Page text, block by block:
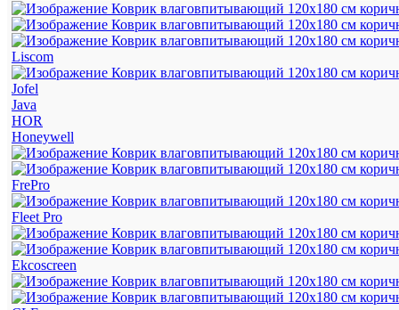
Liscom
Jofel
Java
HOR
Honeywell
FrePro
Fleet Pro
Ekcoscreen